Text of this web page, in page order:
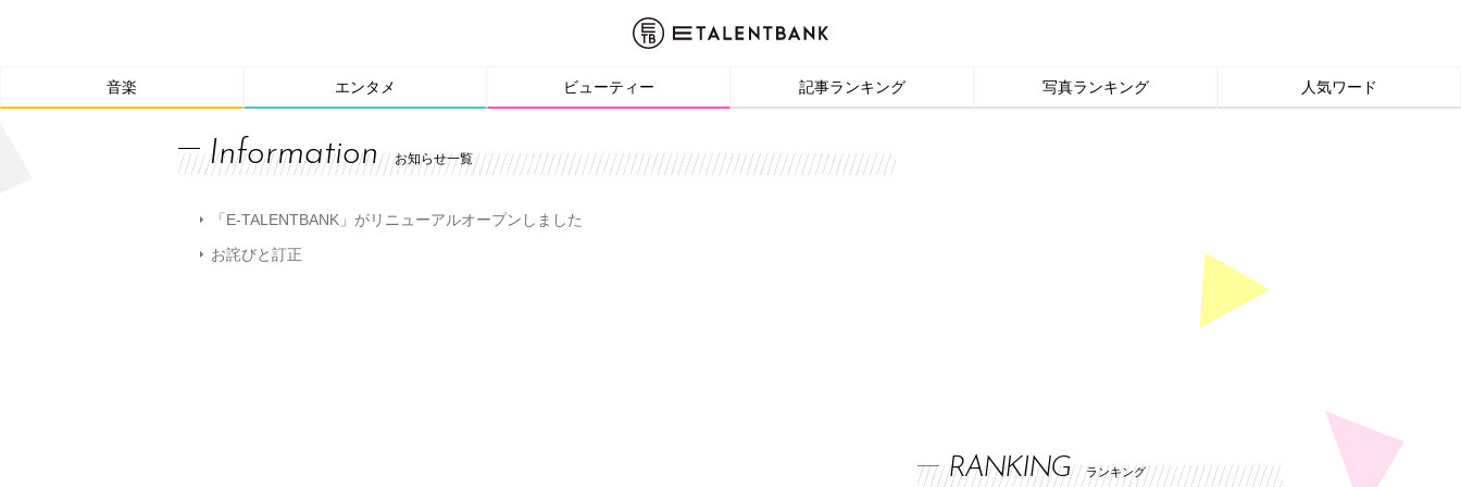
音楽 エンタメ ビューティー 記事ランキング 写真ランキング 人気ワード
Information お知らせ一覧
「E-TALENTBANK」がリニューアルオープンしました
お詫びと訂正
RANKING ランキング